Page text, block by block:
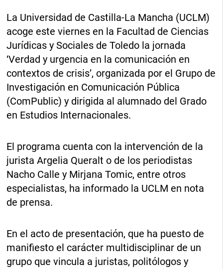
La Universidad de Castilla-La Mancha (UCLM)
acoge este viernes en la Facultad de Ciencias
Jurídicas y Sociales de Toledo la jornada
‘Verdad y urgencia en la comunicación en
contextos de crisis’, organizada por el Grupo de
Investigación en Comunicación Pública
(ComPublic) y dirigida al alumnado del Grado
en Estudios Internacionales.
El programa cuenta con la intervención de la
jurista Argelia Queralt o de los periodistas
Nacho Calle y Mirjana Tomic, entre otros
especialistas, ha informado la UCLM en nota
de prensa.
En el acto de presentación, que ha puesto de
manifiesto el carácter multidisciplinar de un
grupo que vincula a juristas, politólogos y